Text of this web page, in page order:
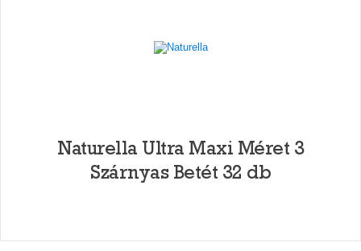
Naturella Ultra Maxi Méret 3
Szárnyas Betét 32 db